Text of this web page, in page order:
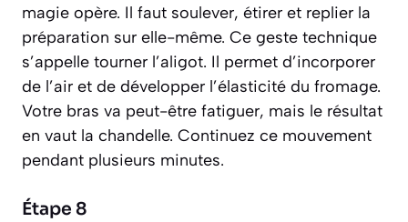
magie opère. Il faut soulever, étirer et replier la
préparation sur elle-même. Ce geste technique
s’appelle tourner l’aligot. Il permet d’incorporer
de l’air et de développer l’élasticité du fromage.
Votre bras va peut-être fatiguer, mais le résultat
en vaut la chandelle. Continuez ce mouvement
pendant plusieurs minutes.
Étape 8